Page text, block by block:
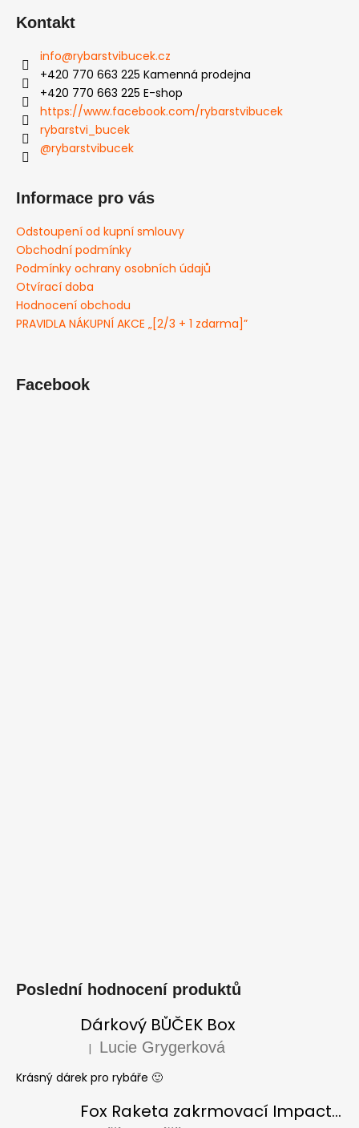
Kontakt
info@rybarstvibucek.cz
+420 770 663 225 Kamenná prodejna
+420 770 663 225 E-shop
https://www.facebook.com/rybarstvibucek
rybarstvi_bucek
@rybarstvibucek
Informace pro vás
Odstoupení od kupní smlouvy
Obchodní podmínky
Podmínky ochrany osobních údajů
Otvírací doba
Hodnocení obchodu
PRAVIDLA NÁKUPNÍ AKCE „[2/3 + 1 zdarma]”
Facebook
Poslední hodnocení produktů
Dárkový BŮČEK Box
Hodnocení produktu je 5 z 5 hvězdiček.
| Lucie Grygerková
Krásný dárek pro rybáře 🙂
Fox Raketa zakrmovací Impact Spod